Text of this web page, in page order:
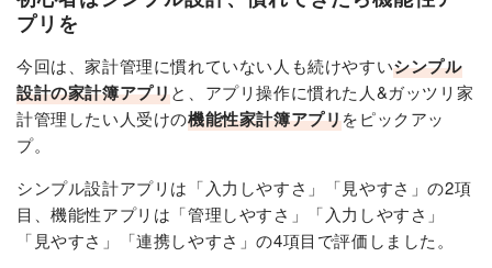
プリを
今回は、家計管理に慣れていない人も続けやすいシンプル
設計の家計簿アプリと、アプリ操作に慣れた人&ガッツリ家
計管理したい人受けの機能性家計簿アプリをピックアッ
プ。
シンプル設計アプリは「入力しやすさ」「見やすさ」の2項
目、機能性アプリは「管理しやすさ」「入力しやすさ」
「見やすさ」「連携しやすさ」の4項目で評価しました。